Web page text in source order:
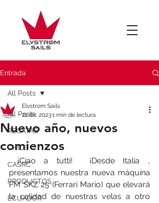
Entrada
All Posts
REGATAS
CHILE
CASRC
PRODUCTOS
ECUADOR
All Posts
Nuevo año, nuevos
comienzos
Elvstrom Sails
21 dic 20231 min de lectura
¡Ciao a tutti!  ¡Desde Italia ,
presentamos nuestra nueva máquina
FM SKZ 25 (Ferrari Mario) que elevará
la calidad de nuestras velas a otro